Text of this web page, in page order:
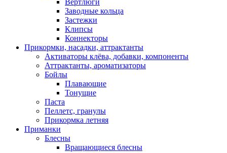
Вертлюги
Заводные кольца
Застежки
Клипсы
Коннекторы
Прикормки, насадки, аттрактанты
Активаторы клёва, добавки, компоненты
Аттрактанты, ароматизаторы
Бойлы
Плавающие
Тонущие
Паста
Пеллетс, гранулы
Прикормка летняя
Приманки
Блесны
Вращающиеся блесны